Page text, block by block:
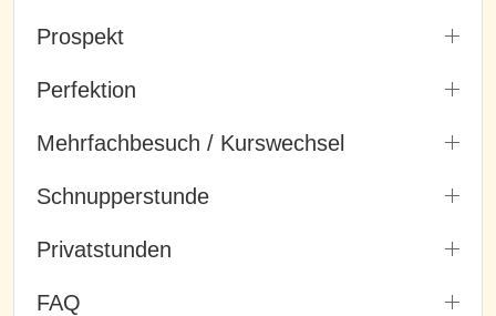
Prospekt
Perfektion
Mehrfachbesuch / Kurswechsel
Schnupperstunde
Privatstunden
FAQ